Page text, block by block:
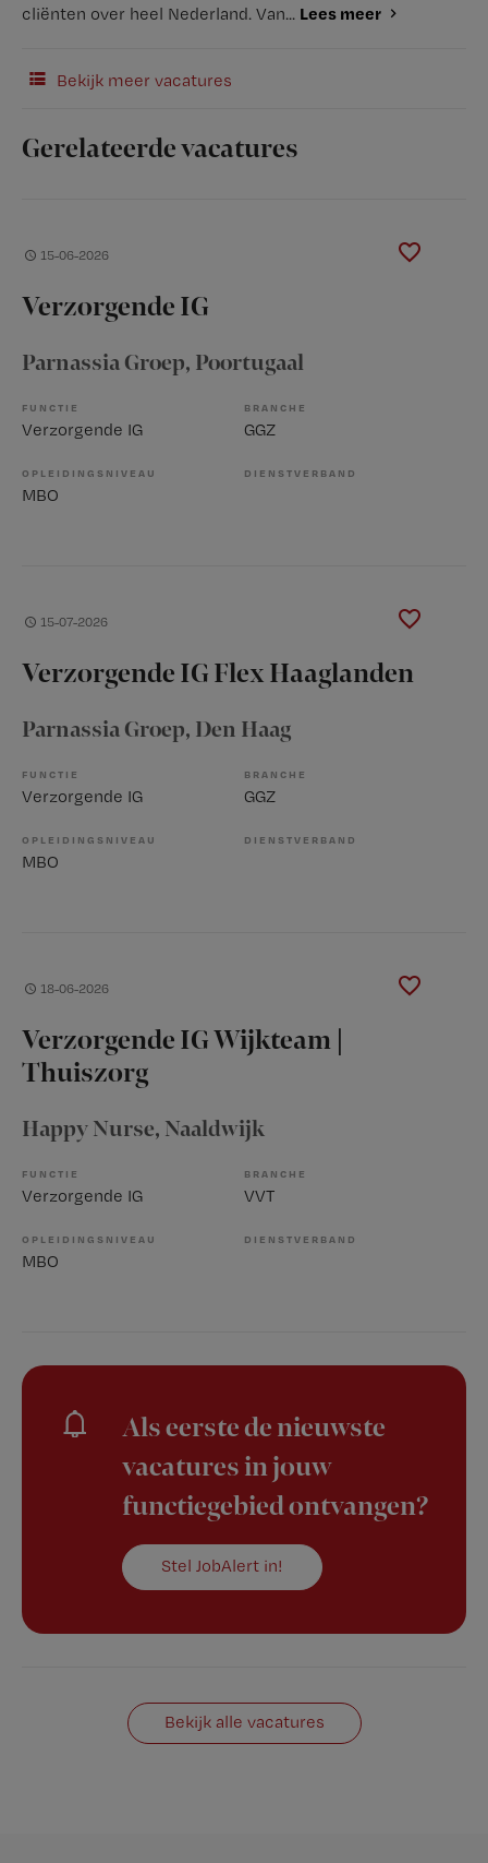
cliënten over heel Nederland. Van... Lees meer
Bekijk meer vacatures
Gerelateerde vacatures
15-06-2026
Verzorgende IG
Parnassia Groep, Poortugaal
FUNCTIE
Verzorgende IG
BRANCHE
GGZ
OPLEIDINGSNIVEAU
MBO
DIENSTVERBAND
15-07-2026
Verzorgende IG Flex Haaglanden
Parnassia Groep, Den Haag
FUNCTIE
Verzorgende IG
BRANCHE
GGZ
OPLEIDINGSNIVEAU
MBO
DIENSTVERBAND
18-06-2026
Verzorgende IG Wijkteam |
Thuiszorg
Happy Nurse, Naaldwijk
FUNCTIE
Verzorgende IG
BRANCHE
VVT
OPLEIDINGSNIVEAU
MBO
DIENSTVERBAND
Als eerste de nieuwste
vacatures in jouw
functiegebied ontvangen?
Stel JobAlert in!
Bekijk alle vacatures